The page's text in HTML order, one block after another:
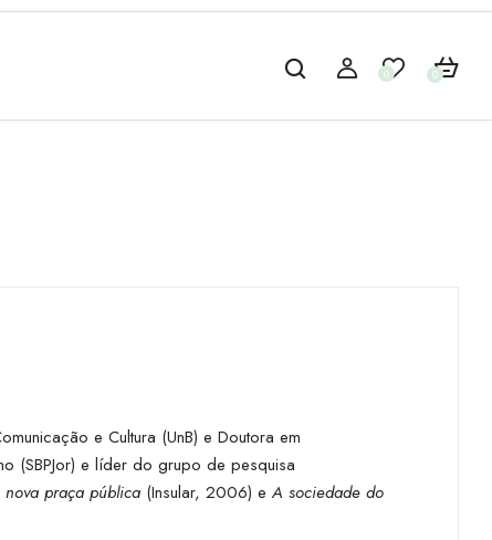
0 0
e Cultura (UnB) e Doutora em
(SBPJor) e líder do grupo de pesquisa
nova praça pública (Insular, 2006) eA sociedade do